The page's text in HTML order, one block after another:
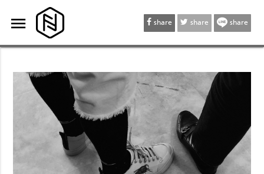
menu
menu share share share